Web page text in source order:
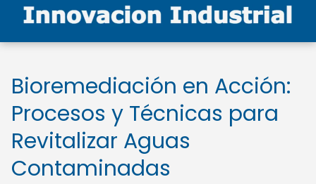
Bioremediación en Acción:
Procesos y Técnicas para
Revitalizar Aguas
Contaminadas